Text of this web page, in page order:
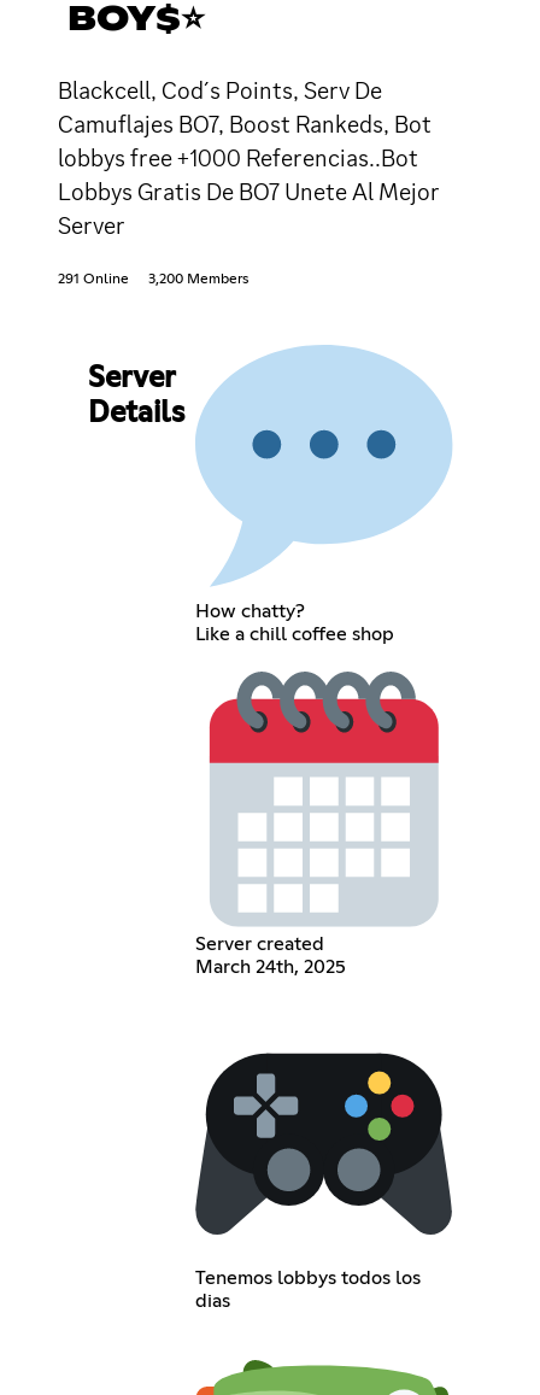
BOY$⭐
Blackcell, Cod´s Points, Serv De
Camuflajes BO7, Boost Rankeds, Bot
lobbys free +1000 Referencias..Bot
Lobbys Gratis De BO7 Unete Al Mejor
Server
291 Online 3,200 Members
Server
Details
How chatty?
Like a chill coffee shop
Server created
March 24th, 2025
Tenemos lobbys todos los
dias